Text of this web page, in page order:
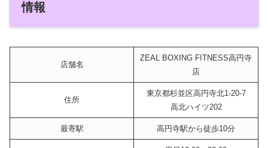
情報
店舗名
ZEAL BOXING FITNESS高円寺
店
住所
東京都杉並区高円寺北1-20-7
高北ハイツ202
最寄駅 高円寺駅から徒歩10分